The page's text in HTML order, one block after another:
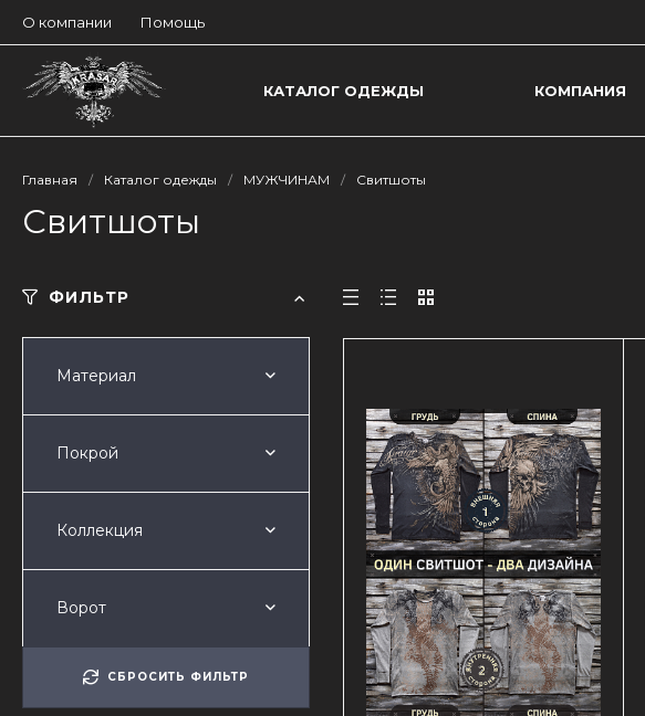
О компании Помощь
КАТАЛОГ ОДЕЖДЫ КОМПАНИЯ
Главная / Каталог одежды / МУЖЧИНАМ / Свитшоты
Свитшоты
ФИЛЬТР
Материал
Покрой
Коллекция
Ворот
СБРОСИТЬ ФИЛЬТР